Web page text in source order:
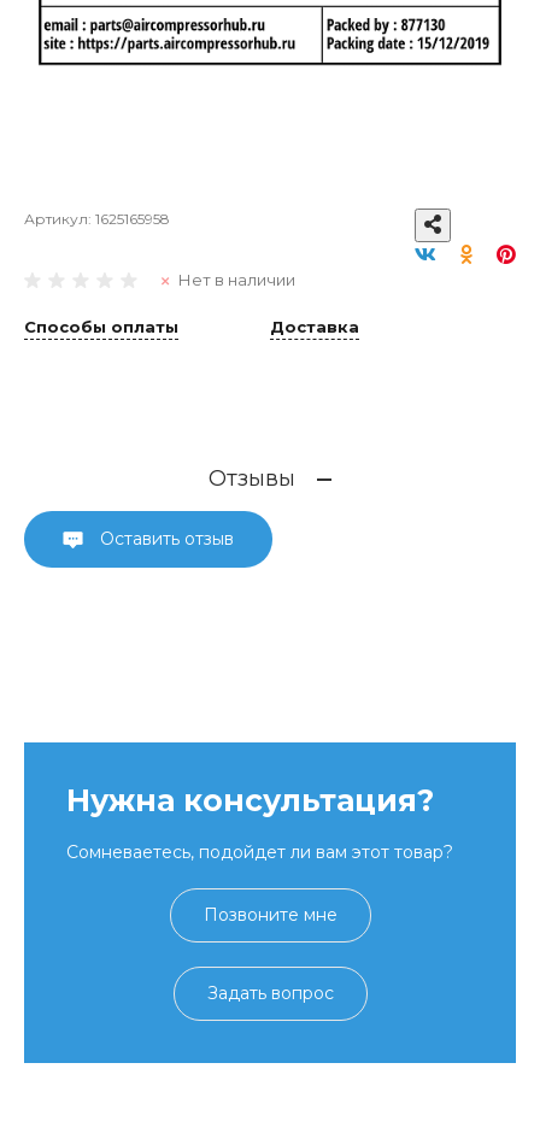
Артикул: 1625165958
Нет в наличии
Способы оплаты Доставка
Отзывы
Оставить отзыв
Нужна консультация?
Сомневаетесь, подойдет ли вам этот товар?
Позвоните мне
Задать вопрос